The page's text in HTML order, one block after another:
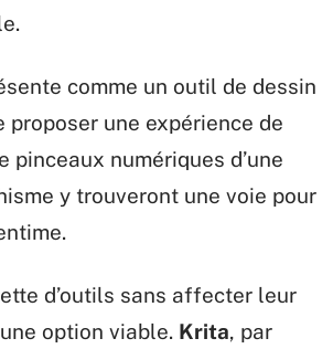
comme un outil de dessin
proposer une expérience de
numériques d’une
y trouveront une voie pour
d’outils sans affecter leur
option viable. Krita, par